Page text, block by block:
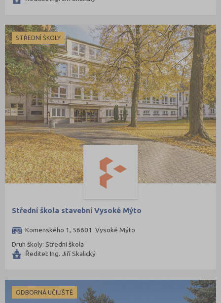
STŘEDNÍ ŠKOLY
Střední škola stavební Vysoké Mýto
Komenského 1, 56601 Vysoké Mýto
Druh školy: Střední škola
Ředitel: Ing. Jiří Skalický
ODBORNÁ UČILIŠTĚ